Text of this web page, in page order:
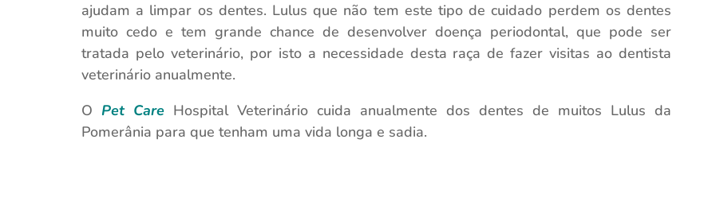
ajudam a limpar os dentes. Lulus que não tem este tipo de cuidado perdem os dentes
muito cedo e tem grande chance de desenvolver doença periodontal, que pode ser
tratada pelo veterinário, por isto a necessidade desta raça de fazer visitas ao dentista
veterinário anualmente.
O Pet Care Hospital Veterinário cuida anualmente dos dentes de muitos Lulus da
Pomerânia para que tenham uma vida longa e sadia.